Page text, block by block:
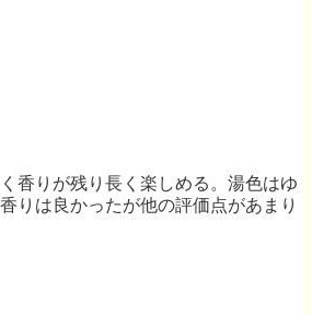
香りが残り長く楽しめる。湯色はゆ
りは良かったが他の評価点があまり